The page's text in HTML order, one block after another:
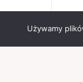
Używamy